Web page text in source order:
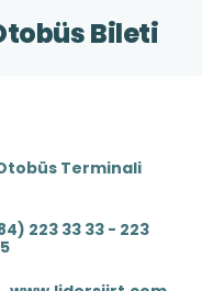
Bileti
Terminali
223 33 33 - 223